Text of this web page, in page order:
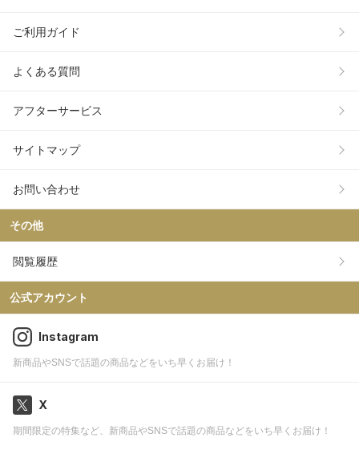
ご利用ガイド
よくある質問
アフターサービス
サイトマップ
お問い合わせ
その他
閲覧履歴
公式アカウント
Instagram
新商品やSNSで話題の商品などをいち早くお届け！
X
期間限定の特集など、新商品やSNSで話題の商品などをいち早くお届け！